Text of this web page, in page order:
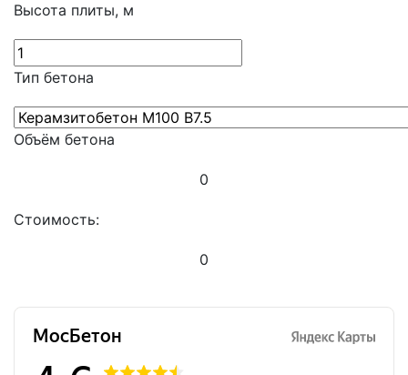
Высота плиты, м
Тип бетона
Объём бетона
0
Стоимость:
0